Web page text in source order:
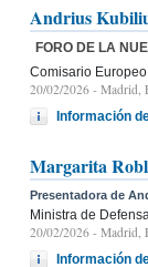
Andrius
FORO DE LA
Comisario
20/02/2026 - Madrid,
Información
Margarita
Presentadora de
Ministra de Defensa
20/02/2026 - Madrid,
Información